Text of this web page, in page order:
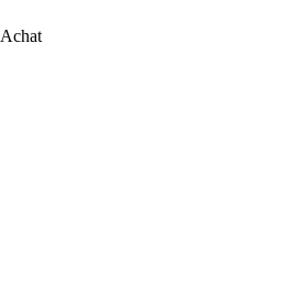
Achat